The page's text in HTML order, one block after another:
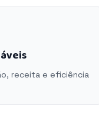
receita e eficiência